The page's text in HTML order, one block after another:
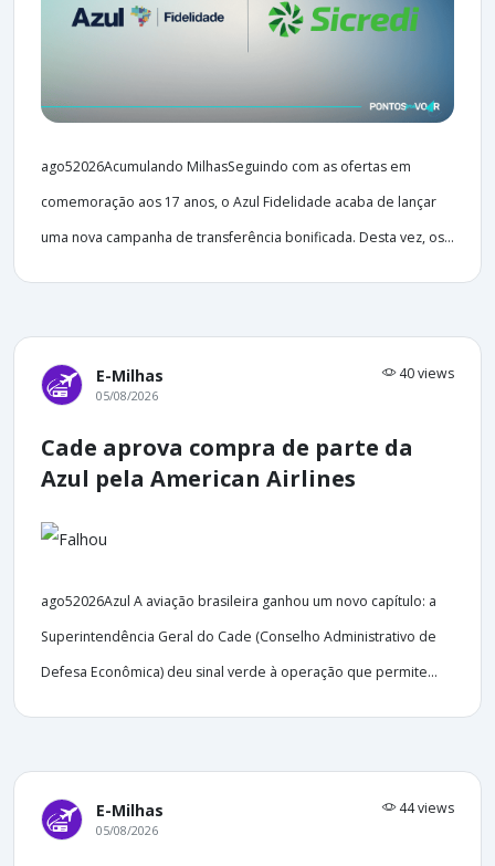
ago52026Acumulando MilhasSeguindo com as ofertas em
comemoração aos 17 anos, o Azul Fidelidade acaba de lançar
uma nova campanha de transferência bonificada. Desta vez, os...
E-Milhas 40 views
05/08/2026
Cade aprova compra de parte da
Azul pela American Airlines
ago52026Azul A aviação brasileira ganhou um novo capítulo: a
Superintendência Geral do Cade (Conselho Administrativo de
Defesa Econômica) deu sinal verde à operação que permite...
E-Milhas 44 views
05/08/2026